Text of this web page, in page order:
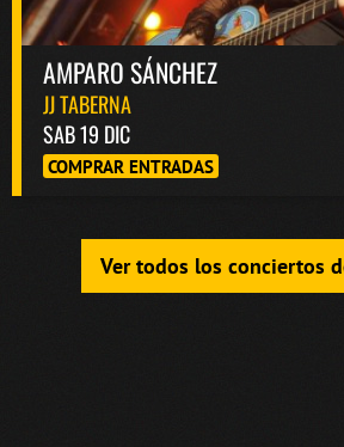
AMPARO SÁNCHEZ
JJ TABERNA
SAB 19 DIC
COMPRAR ENTRADAS
Ver todos los conciertos